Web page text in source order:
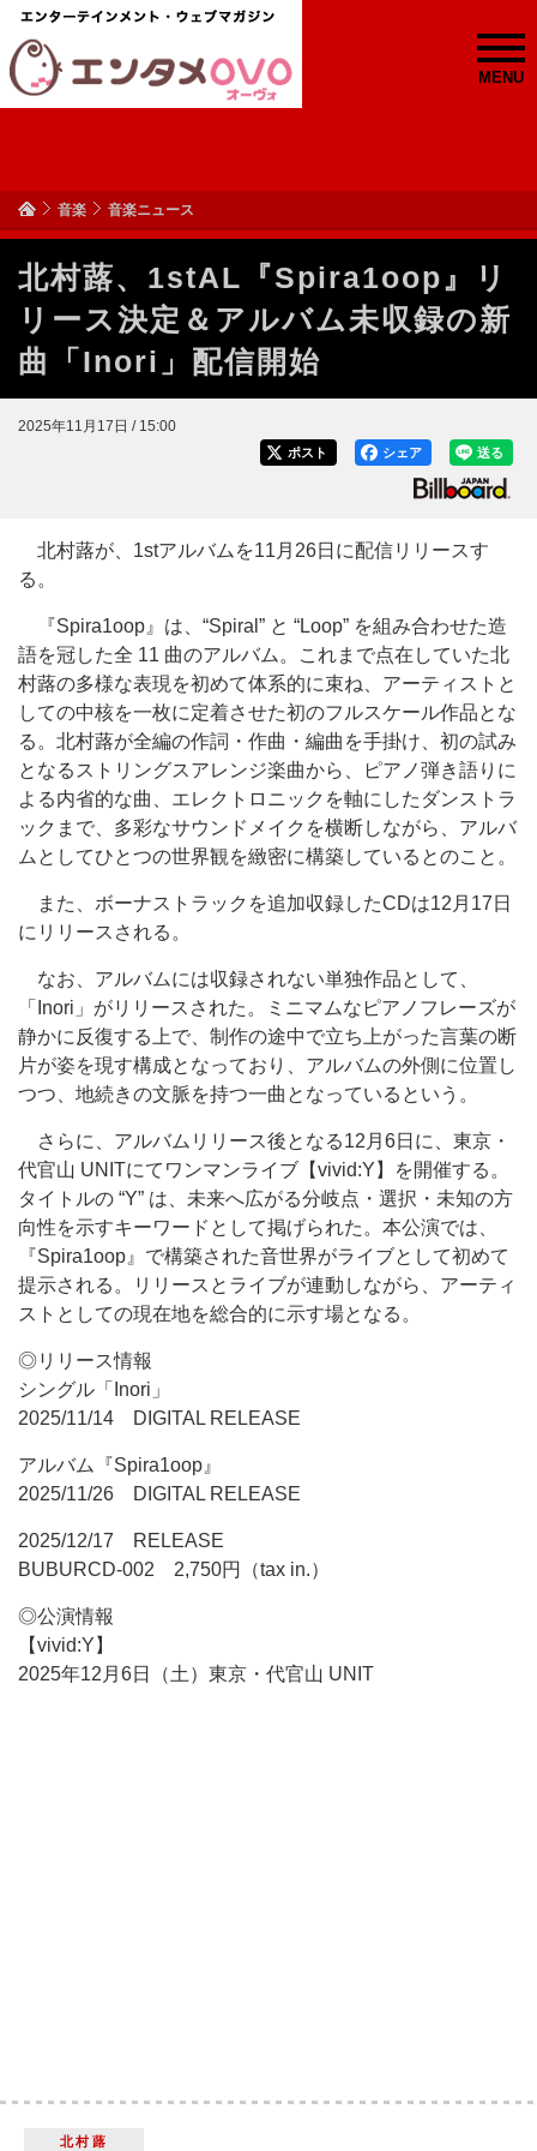
MENU
音楽 音楽ニュース
北村蕗、1stAL『Spira1oop』リ
リース決定＆アルバム未収録の新
曲「Inori」配信開始
2025年11月17日 / 15:00
送る
シェア
ポスト
北村蕗が、1stアルバムを11月26日に配信リリースす
る。
『Spira1oop』は、“Spiral” と “Loop” を組み合わせた造
語を冠した全 11 曲のアルバム。これまで点在していた北
村蕗の多様な表現を初めて体系的に束ね、アーティストと
しての中核を一枚に定着させた初のフルスケール作品とな
る。北村蕗が全編の作詞・作曲・編曲を手掛け、初の試み
となるストリングスアレンジ楽曲から、ピアノ弾き語りに
よる内省的な曲、エレクトロニックを軸にしたダンストラ
ックまで、多彩なサウンドメイクを横断しながら、アルバ
ムとしてひとつの世界観を緻密に構築しているとのこと。
また、ボーナストラックを追加収録したCDは12月17日
にリリースされる。
なお、アルバムには収録されない単独作品として、
「Inori」がリリースされた。ミニマムなピアノフレーズが
静かに反復する上で、制作の途中で立ち上がった言葉の断
片が姿を現す構成となっており、アルバムの外側に位置し
つつ、地続きの文脈を持つ一曲となっているという。
さらに、アルバムリリース後となる12月6日に、東京・
代官山 UNITにてワンマンライブ【vivid:Y】を開催する。
タイトルの “Y” は、未来へ広がる分岐点・選択・未知の方
向性を示すキーワードとして掲げられた。本公演では、
『Spira1oop』で構築された音世界がライブとして初めて
提示される。リリースとライブが連動しながら、アーティ
ストとしての現在地を総合的に示す場となる。
◎リリース情報
シングル「Inori」
2025/11/14 DIGITAL RELEASE
アルバム『Spira1oop』
2025/11/26 DIGITAL RELEASE
2025/12/17 RELEASE
BUBURCD-002 2,750円（tax in.）
◎公演情報
【vivid:Y】
2025年12月6日（土）東京・代官山 UNIT
北村蕗